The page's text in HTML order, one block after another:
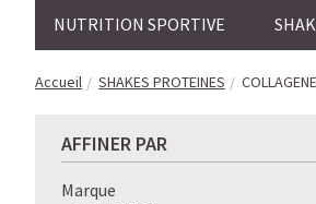
NUTRITION SPORTIVE
Accueil SHAKES PROTEINES COLLAGENE
AFFINER PAR
Marque